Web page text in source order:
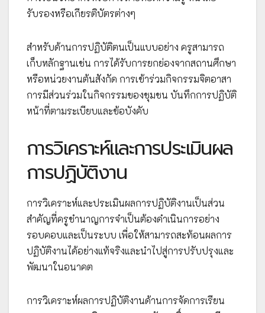
รับรองหรือเกียรติบัตรต่างๆ
สำหรับด้านการปฏิบัติตนเป็นแบบอย่าง ครูสามารถ
เก็บหลักฐานเช่น การได้รับการยกย่องจากสถานศึกษา
หรือหน่วยงานต้นสังกัด การเข้าร่วมกิจกรรมจิตอาสา
การมีส่วนร่วมในกิจกรรมของชุมชน บันทึกการปฏิบัติ
หน้าที่ตามระเบียบและข้อบังคับ
การวิเคราะห์และการประเมินผล
การปฏิบัติงาน
การวิเคราะห์และประเมินผลการปฏิบัติงานเป็นส่วน
สำคัญที่ครูชำนาญการจำเป็นต้องดำเนินการอย่าง
รอบคอบและเป็นระบบ เพื่อให้สามารถสะท้อนผลการ
ปฏิบัติงานได้อย่างแท้จริงและนำไปสู่การปรับปรุงและ
พัฒนาในอนาคต
การวิเคราะห์ผลการปฏิบัติงานด้านการจัดการเรียน